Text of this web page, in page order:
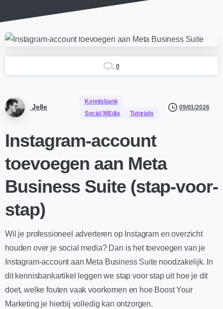
0
Jelle
Kennisbank
Social MEdia
Tutorials
09/01/2026
Instagram-account
toevoegen aan Meta
Business Suite (stap-voor-
stap)
Wil je professioneel adverteren op Instagram en overzicht
houden over je social media? Dan is het toevoegen van je
Instagram-account aan Meta Business Suite noodzakelijk. In
dit kennisbankartikel leggen we stap voor stap uit hoe je dit
doet, welke fouten vaak voorkomen en hoe Boost Your
Marketing je hierbij volledig kan ontzorgen.